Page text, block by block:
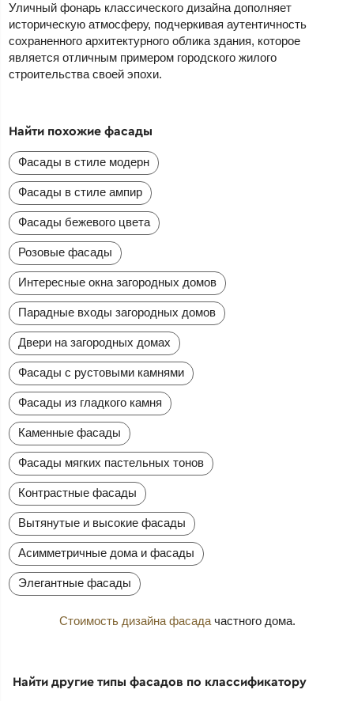
Уличный фонарь классического дизайна дополняет
историческую атмосферу, подчеркивая аутентичность
сохраненного архитектурного облика здания, которое
является отличным примером городского жилого
строительства своей эпохи.
Найти похожие фасады
Фасады в стиле модерн
Фасады в стиле ампир
Фасады бежевого цвета
Розовые фасады
Интересные окна загородных домов
Парадные входы загородных домов
Двери на загородных домах
Фасады с рустовыми камнями
Фасады из гладкого камня
Каменные фасады
Фасады мягких пастельных тонов
Контрастные фасады
Вытянутые и высокие фасады
Асимметричные дома и фасады
Элегантные фасады
Стоимость дизайна фасадачастного дома.
Найти другие типы фасадов по классификатору